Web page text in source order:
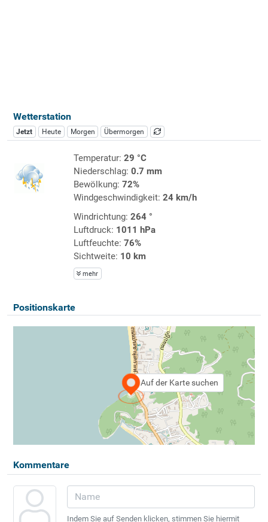
Wetterstation
Jetzt Heute Morgen Übermorgen
Temperatur: 29 °C
Niederschlag: 0.7 mm
Bewölkung: 72%
Windgeschwindigkeit: 24 km/h
Windrichtung: 264 °
Luftdruck: 1011 hPa
Luftfeuchte: 76%
Sichtweite: 10 km
mehr
Positionskarte
Auf der Karte suchen
Kommentare
Indem Sie auf Senden klicken, stimmen Sie hiermit